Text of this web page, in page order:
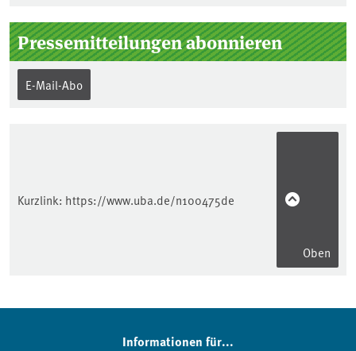
Pressemitteilungen abonnieren
E-Mail-Abo
Kurzlink: https://www.uba.de/n100475de
Oben
Informationen für...